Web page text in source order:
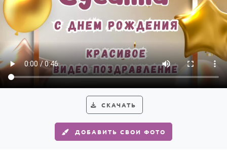
СКАЧАТЬ
ДОБАВИТЬ СВОИ ФОТО